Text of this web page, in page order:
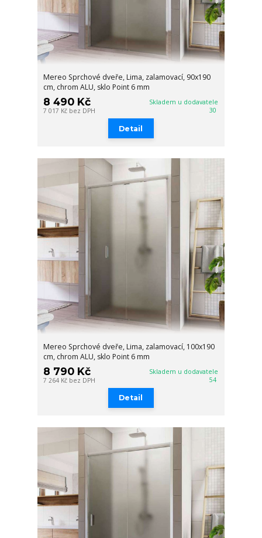
Mereo Sprchové dveře, Lima, zalamovací, 90x190
cm, chrom ALU, sklo Point 6 mm
8 490 Kč
7 017 Kč bez DPH
Skladem u dodavatele
30
Detail
Mereo Sprchové dveře, Lima, zalamovací, 100x190
cm, chrom ALU, sklo Point 6 mm
8 790 Kč
7 264 Kč bez DPH
Skladem u dodavatele
54
Detail